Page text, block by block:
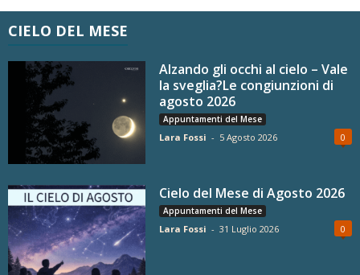
CIELO DEL MESE
Alzando gli occhi al cielo – Vale
la sveglia?Le congiunzioni di
agosto 2026
Appuntamenti del Mese
Lara Fossi - 5 Agosto 2026 0
Cielo del Mese di Agosto 2026
Appuntamenti del Mese
Lara Fossi - 31 Luglio 2026 0